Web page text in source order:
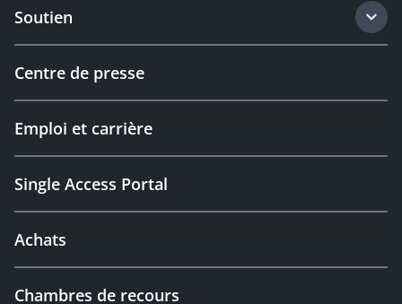
Soutien
Centre de presse
Emploi et carrière
Single Access Portal
Achats
Chambres de recours